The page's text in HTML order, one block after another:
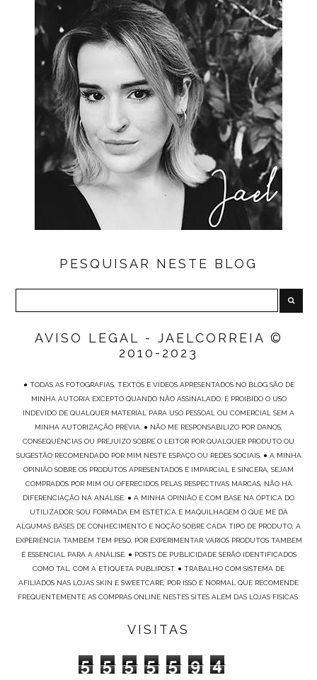
PESQUISAR NESTE BLOG
AVISO LEGAL - JAELCORREIA ©
2010-2023
● TODAS AS FOTOGRAFIAS, TEXTOS E VÍDEOS APRESENTADOS NO BLOG SÃO DE
MINHA AUTORIA EXCEPTO QUANDO NÃO ASSINALADO, É PROIBIDO O USO
INDEVIDO DE QUALQUER MATERIAL PARA USO PESSOAL OU COMERCIAL SEM A
MINHA AUTORIZAÇÃO PRÉVIA. ● NÃO ME RESPONSABILIZO POR DANOS,
CONSEQUÊNCIAS OU PREJUÍZO SOBRE O LEITOR POR QUALQUER PRODUTO OU
SUGESTÃO RECOMENDADO POR MIM NESTE ESPAÇO OU REDES SOCIAIS. ● A MINHA
OPINIÃO SOBRE OS PRODUTOS APRESENTADOS É IMPARCIAL E SINCERA, SEJAM
COMPRADOS POR MIM OU OFERECIDOS PELAS RESPECTIVAS MARCAS, NÃO HÁ
DIFERENCIAÇÃO NA ANÁLISE. ● A MINHA OPINIÃO É COM BASE NA ÓPTICA DO
UTILIZADOR, SOU FORMADA EM ESTÉTICA E MAQUILHAGEM O QUE ME DÁ
ALGUMAS BASES DE CONHECIMENTO E NOÇÃO SOBRE CADA TIPO DE PRODUTO, A
EXPERIÊNCIA TAMBÉM TEM PESO, POR EXPERIMENTAR VÁRIOS PRODUTOS TAMBÉM
É ESSENCIAL PARA A ANÁLISE. ● POSTS DE PUBLICIDADE SERÃO IDENTIFICADOS
COMO TAL, COM A ETIQUETA PUBLIPOST. ● TRABALHO COM SISTEMA DE
AFILIADOS NAS LOJAS SKIN E SWEETCARE, POR ISSO É NORMAL QUE RECOMENDE
FREQUENTEMENTE AS COMPRAS ONLINE NESTES SITES ALÉM DAS LOJAS FÍSICAS.
VISITAS
5 5 5 5 5 9 4